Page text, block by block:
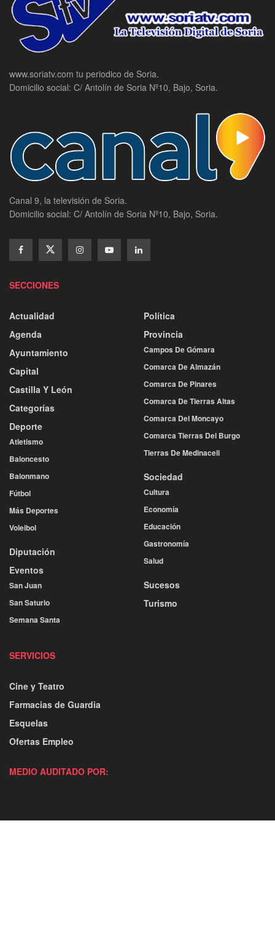
www.soriatv.com tu periodico de Soria.
Domicilio social: C/ Antolín de Soria Nº10, Bajo, Soria.
Canal 9, la televisión de Soria.
Domicilio social: C/ Antolín de Soria Nº10, Bajo, Soria.
SECCIONES
Actualidad
Agenda
Ayuntamiento
Capital
Castilla Y León
Categorías
Deporte
Atletismo
Baloncesto
Balonmano
Fútbol
Más Deportes
Voleibol
Diputación
Eventos
San Juan
San Saturio
Semana Santa
Política
Provincia
Campos De Gómara
Comarca De Almazán
Comarca De Pinares
Comarca De Tierras Altas
Comarca Del Moncayo
Comarca Tierras Del Burgo
Tierras De Medinaceli
Sociedad
Cultura
Economía
Educación
Gastronomía
Salud
Sucesos
Turismo
SERVICIOS
Cine y Teatro
Farmacias de Guardia
Esquelas
Ofertas Empleo
MEDIO AUDITADO POR: